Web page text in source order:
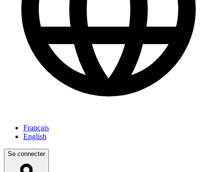
Français
English
Se connecter